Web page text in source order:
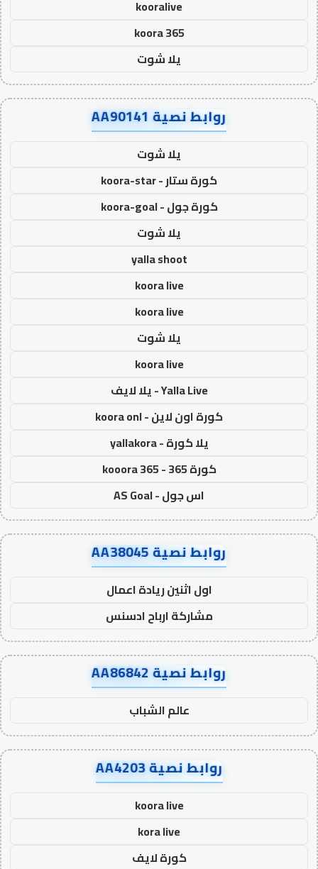
kooralive
koora 365
يلا شوت
روابط نصية AA90141
يلا شوت
كورة ستار - koora-star
كورة جول - koora-goal
يلا شوت
yalla shoot
koora live
koora live
يلا شوت
koora live
Yalla Live - يلا لايف
كورة اون لاين - koora onl
يلا كورة - yallakora
كورة 365 - kooora 365
اس جول - AS Goal
روابط نصية AA38045
اول اثنين ريادة اعمال
مشاركة ارباح ادسنس
روابط نصية AA86842
عالم الشباب
روابط نصية AA4203
koora live
kora live
كورة لايف